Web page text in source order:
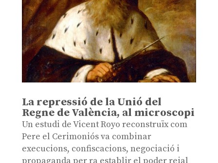
La repressió de la Unió del
Regne de València, al microscopi
Un estudi de Vicent Royo reconstruïx com
Pere el Cerimoniós va combinar
execucions, confiscacions, negociació i